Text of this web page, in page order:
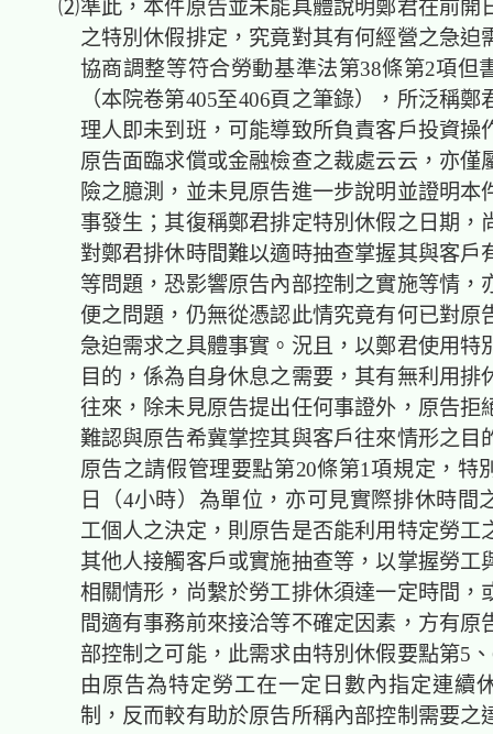
⑵準此，本件原告並未能具體說明鄭君在前開
之特別休假排定，究竟對其有何經營之急迫
協商調整等符合勞動基準法第38條第2項但
（本院卷第405至406頁之筆錄），所泛稱鄭
理人即未到班，可能導致所負責客戶投資操
原告面臨求償或金融檢查之裁處云云，亦僅
險之臆測，並未見原告進一步說明並證明本
事發生；其復稱鄭君排定特別休假之日期，
對鄭君排休時間難以適時抽查掌握其與客戶
等問題，恐影響原告內部控制之實施等情，
便之問題，仍無從憑認此情究竟有何已對原
急迫需求之具體事實。況且，以鄭君使用特
目的，係為自身休息之需要，其有無利用排
往來，除未見原告提出任何事證外，原告拒
難認與原告希冀掌控其與客戶往來情形之目
原告之請假管理要點第20條第1項規定，特
日（4小時）為單位，亦可見實際排休時間
工個人之決定，則原告是否能利用特定勞工
其他人接觸客戶或實施抽查等，以掌握勞工
相關情形，尚繫於勞工排休須達一定時間，
間適有事務前來接洽等不確定因素，方有原
部控制之可能，此需求由特別休假要點第5
由原告為特定勞工在一定日數內指定連續
制，反而較有助於原告所稱內部控制需要之